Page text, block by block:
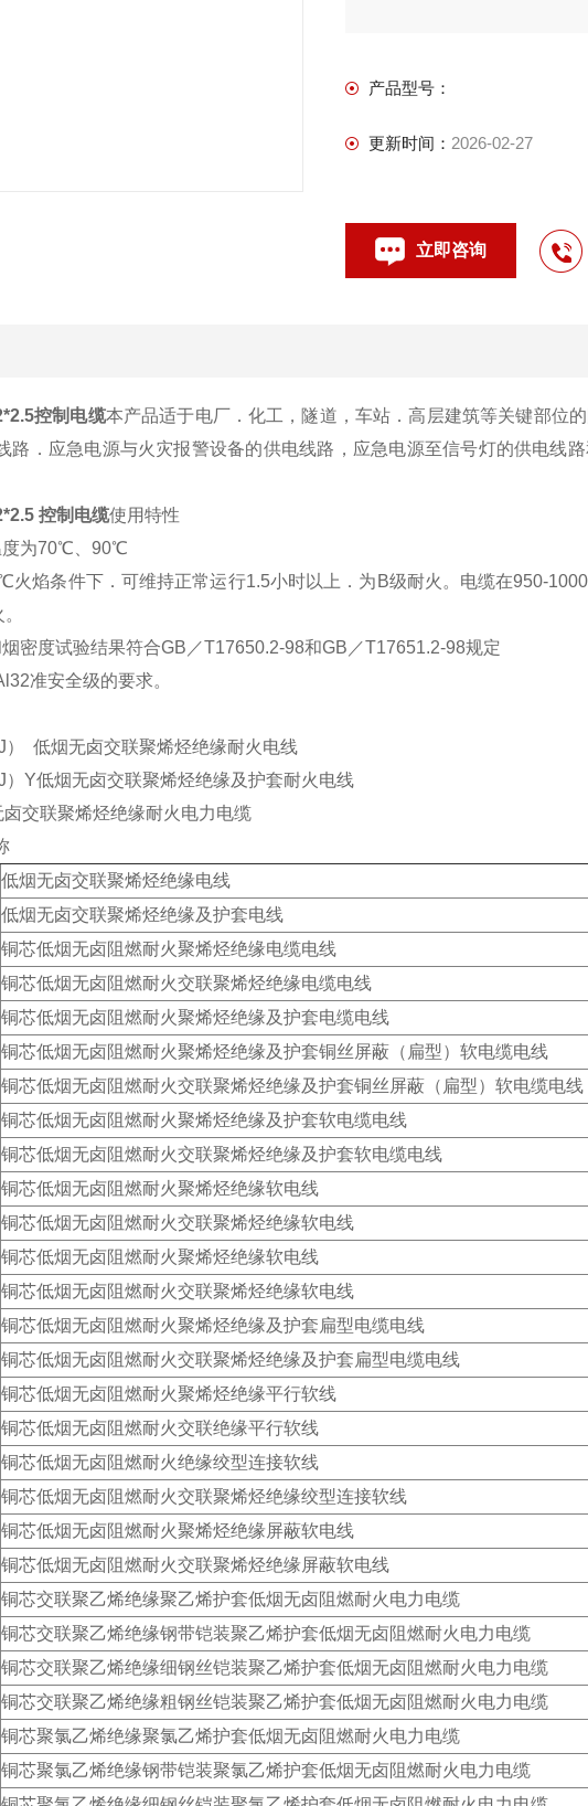
产品型号：
更新时间： 2026-02-27
立即咨询
控制电缆本产品适于电厂．化工，隧道，车站．高层建筑等关键部位
路．应急电源与火灾报警设备的供电线路，应急电源至信号灯的供电线
控制电缆使用特性
度为70℃、90℃
焰条件下．可维持正常运行1.5小时以上．为B级耐火。电缆在950-
密度试验结果符合GB／T17650.2-98和GB／T17651.2-98规定
准安全级的要求。
低烟无卤交联聚烯烃绝缘耐火电线
Y低烟无卤交联聚烯烃绝缘及护套耐火电线
交联聚烯烃绝缘耐火电力电缆
低烟无卤交联聚烯烃绝缘电线
低烟无卤交联聚烯烃绝缘及护套电线
铜芯低烟无卤阻燃耐火聚烯烃绝缘电缆电线
铜芯低烟无卤阻燃耐火交联聚烯烃绝缘电缆电线
铜芯低烟无卤阻燃耐火聚烯烃绝缘及护套电缆电线
铜芯低烟无卤阻燃耐火聚烯烃绝缘及护套铜丝屏蔽（扁型）软电缆电线
铜芯低烟无卤阻燃耐火交联聚烯烃绝缘及护套铜丝屏蔽（扁型）软电缆电线
铜芯低烟无卤阻燃耐火聚烯烃绝缘及护套软电缆电线
铜芯低烟无卤阻燃耐火交联聚烯烃绝缘及护套软电缆电线
铜芯低烟无卤阻燃耐火聚烯烃绝缘软电线
铜芯低烟无卤阻燃耐火交联聚烯烃绝缘软电线
铜芯低烟无卤阻燃耐火聚烯烃绝缘软电线
铜芯低烟无卤阻燃耐火交联聚烯烃绝缘软电线
铜芯低烟无卤阻燃耐火聚烯烃绝缘及护套扁型电缆电线
铜芯低烟无卤阻燃耐火交联聚烯烃绝缘及护套扁型电缆电线
铜芯低烟无卤阻燃耐火聚烯烃绝缘平行软线
铜芯低烟无卤阻燃耐火交联绝缘平行软线
铜芯低烟无卤阻燃耐火绝缘绞型连接软线
铜芯低烟无卤阻燃耐火交联聚烯烃绝缘绞型连接软线
铜芯低烟无卤阻燃耐火聚烯烃绝缘屏蔽软电线
铜芯低烟无卤阻燃耐火交联聚烯烃绝缘屏蔽软电线
铜芯交联聚乙烯绝缘聚乙烯护套低烟无卤阻燃耐火电力电缆
铜芯交联聚乙烯绝缘钢带铠装聚乙烯护套低烟无卤阻燃耐火电力电缆
铜芯交联聚乙烯绝缘细钢丝铠装聚乙烯护套低烟无卤阻燃耐火电力电缆
铜芯交联聚乙烯绝缘粗钢丝铠装聚乙烯护套低烟无卤阻燃耐火电力电缆
铜芯聚氯乙烯绝缘聚氯乙烯护套低烟无卤阻燃耐火电力电缆
铜芯聚氯乙烯绝缘钢带铠装聚氯乙烯护套低烟无卤阻燃耐火电力电缆